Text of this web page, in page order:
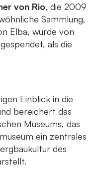
von Rio, die 2009
Sammlung,
Elba, wurde von
als die
Einblick in die
bereichert das
Museums, das
ein zentrales
des